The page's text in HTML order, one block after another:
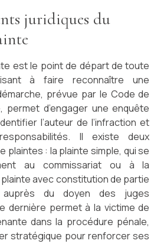
juridiques du
est le point de départ de toute
à faire reconnaître une
prévue par le Code de
permet d’engager une enquête
l’auteur de l’infraction et
Il existe deux
plaintes : la plainte simple, qui se
au commissariat ou à la
avec constitution de partie
auprès du doyen des juges
dernière permet à la victime de
dans la procédure pénale,
stratégique pour renforcer ses